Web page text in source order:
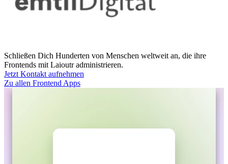
Schließen Dich Hunderten von Menschen weltweit an, die ihre
Frontends mit Laioutr administrieren.
Jetzt Kontakt aufnehmen
Zu allen Frontend Apps